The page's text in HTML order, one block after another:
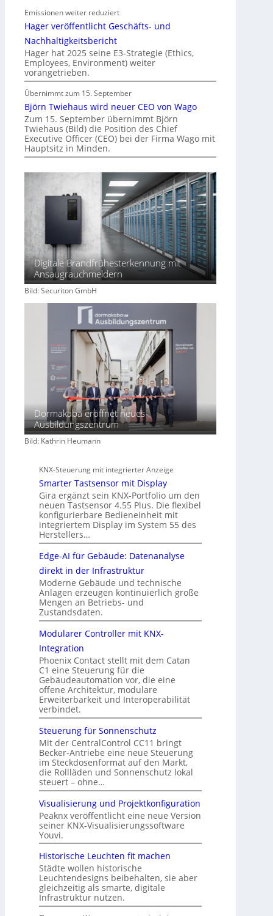
h
a
f
.
Emissionen weiter reduziert
Hager veröffentlicht Geschäfts- und
Nachhaltigkeitsbericht
Hager hat 2025 seine E3-Strategie (Ethics,
Employees, Environment) weiter
vorangetrieben.
Übernimmt zum 15. September
Björn Twiehaus wird neuer CEO von Wago
Zum 15. September übernimmt Björn
Twiehaus (Bild) die Position des Chief
Executive Officer (CEO) bei der Firma Wago mit
Hauptsitz in Minden.
Digitale Brandfrühesterkennung mit
Ansaugrauchmeldern
Bild: Securiton GmbH
Dormakaba eröffnet neues
Ausbildungszentrum
Bild: Kathrin Heumann
KNX-Steuerung mit integrierter Anzeige
Smarter Tastsensor mit Display
Gira ergänzt sein KNX-Portfolio um den
neuen Tastsensor 4.55 Plus. Die flexibel
konfigurierbare Bedieneinheit mit
integriertem Display im System 55 des
Herstellers…
Edge-AI für Gebäude: Datenanalyse
direkt in der Infrastruktur
Moderne Gebäude und technische
Anlagen erzeugen kontinuierlich große
Mengen an Betriebs- und
Zustandsdaten.
Modularer Controller mit KNX-
Integration
Phoenix Contact stellt mit dem Catan
C1 eine Steuerung für die
Gebäudeautomation vor, die eine
offene Architektur, modulare
Erweiterbarkeit und Interoperabilität
verbindet.
Steuerung für Sonnenschutz
Mit der CentralControl CC11 bringt
Becker-Antriebe eine neue Steuerung
im Steckdosenformat auf den Markt,
die Rollläden und Sonnenschutz lokal
steuert – ohne…
Visualisierung und Projektkonfiguration
Peaknx veröffentlicht eine neue Version
seiner KNX-Visualisierungssoftware
Youvi.
Historische Leuchten fit machen
Städte wollen historische
Leuchtendesigns beibehalten, sie aber
gleichzeitig als smarte, digitale
Infrastruktur nutzen.